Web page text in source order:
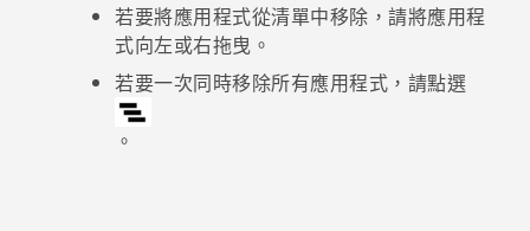
若要將應用程式從清單中移除，請將應用程
式向左或右拖曳。
若要一次同時移除所有應用程式，請點選
。